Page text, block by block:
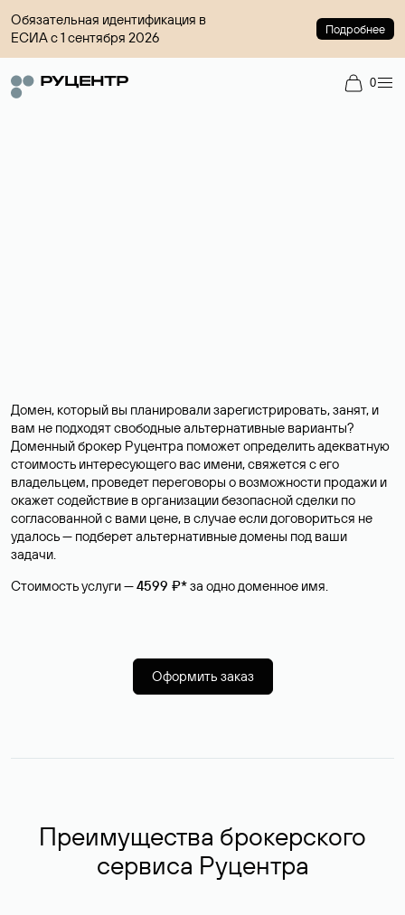
Обязательная идентификация в
ЕСИА с 1 сентября 2026
Подробнее
0
Домен, который вы планировали зарегистрировать, занят, и
вам не подходят свободные альтернативные варианты?
Доменный брокер Руцентра поможет определить адекватную
стоимость интересующего вас имени, свяжется с его
владельцем, проведет переговоры о возможности продажи и
окажет содействие в организации безопасной сделки по
согласованной с вами цене, в случае если договориться не
удалось — подберет альтернативные домены под ваши
задачи.
Стоимость услуги —4599 ₽*за одно доменное имя.
Оформить заказ
Преимущества брокерского
сервиса Руцентра